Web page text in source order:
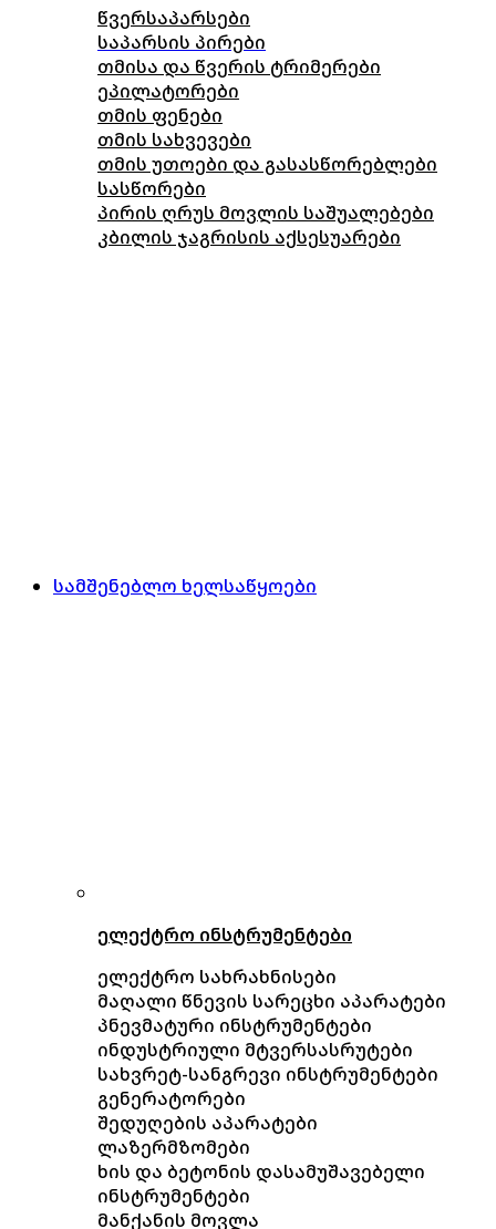
წვერსაპარსები
საპარსის პირები
თმისა და წვერის ტრიმერები
ეპილატორები
თმის ფენები
თმის სახვევები
თმის უთოები და გასასწორებლები
სასწორები
პირის ღრუს მოვლის საშუალებები
კბილის ჯაგრისის აქსესუარები
სამშენებლო ხელსაწყოები
ელექტრო ინსტრუმენტები
ელექტრო სახრახნისები
მაღალი წნევის სარეცხი აპარატები
პნევმატური ინსტრუმენტები
ინდუსტრიული მტვერსასრუტები
სახვრეტ-სანგრევი ინსტრუმენტები
გენერატორები
შედუღების აპარატები
ლაზერმზომები
ხის და ბეტონის დასამუშავებელი
ინსტრუმენტები
მანქანის მოვლა